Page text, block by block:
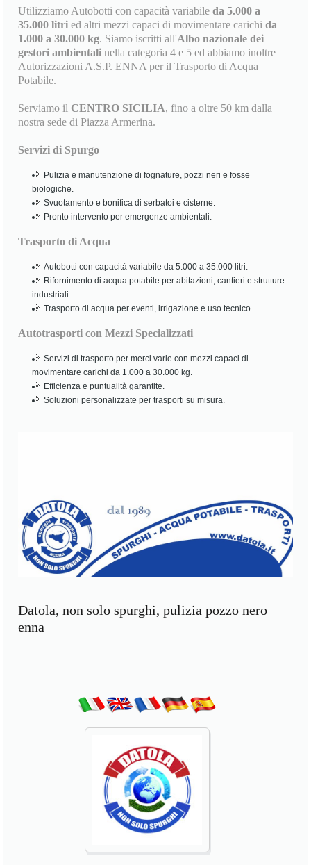
Utilizziamo Autobotti con capacità variabileda 5.000 a
35.000 litri ed altri mezzi capaci di movimentare carichida
1.000 a 30.000 kg. Siamo iscritti all'Albo nazionale dei
gestori ambientali nella categoria 4 e 5 ed abbiamo inoltre
Autorizzazioni A.S.P. ENNA per il Trasporto di Acqua
Potabile.
Serviamo il CENTRO SICILIA, fino a oltre 50 km dalla
nostra sede di Piazza Armerina.
Servizi di Spurgo
Pulizia e manutenzione di fognature, pozzi neri e fosse
biologiche.
Svuotamento e bonifica di serbatoi e cisterne.
Pronto intervento per emergenze ambientali.
Trasporto di Acqua
Autobotti con capacità variabile da 5.000 a 35.000 litri.
Rifornimento di acqua potabile per abitazioni, cantieri e strutture
industriali.
Trasporto di acqua per eventi, irrigazione e uso tecnico.
Autotrasporti con Mezzi Specializzati
Servizi di trasporto per merci varie con mezzi capaci di
movimentare carichi da 1.000 a 30.000 kg.
Efficienza e puntualità garantite.
Soluzioni personalizzate per trasporti su misura.
Datola, non solo spurghi, pulizia pozzo nero
enna